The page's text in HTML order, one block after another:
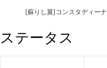
[蘇りし翼]コンスタディーナ
ステータス